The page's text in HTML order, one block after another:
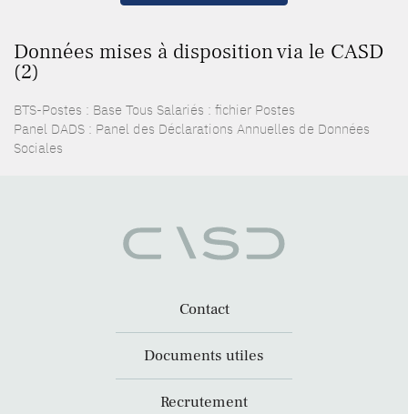
Données mises à disposition via le CASD
(2)
BTS-Postes : Base Tous Salariés : fichier Postes
Panel DADS : Panel des Déclarations Annuelles de Données
Sociales
Contact
Documents utiles
Recrutement